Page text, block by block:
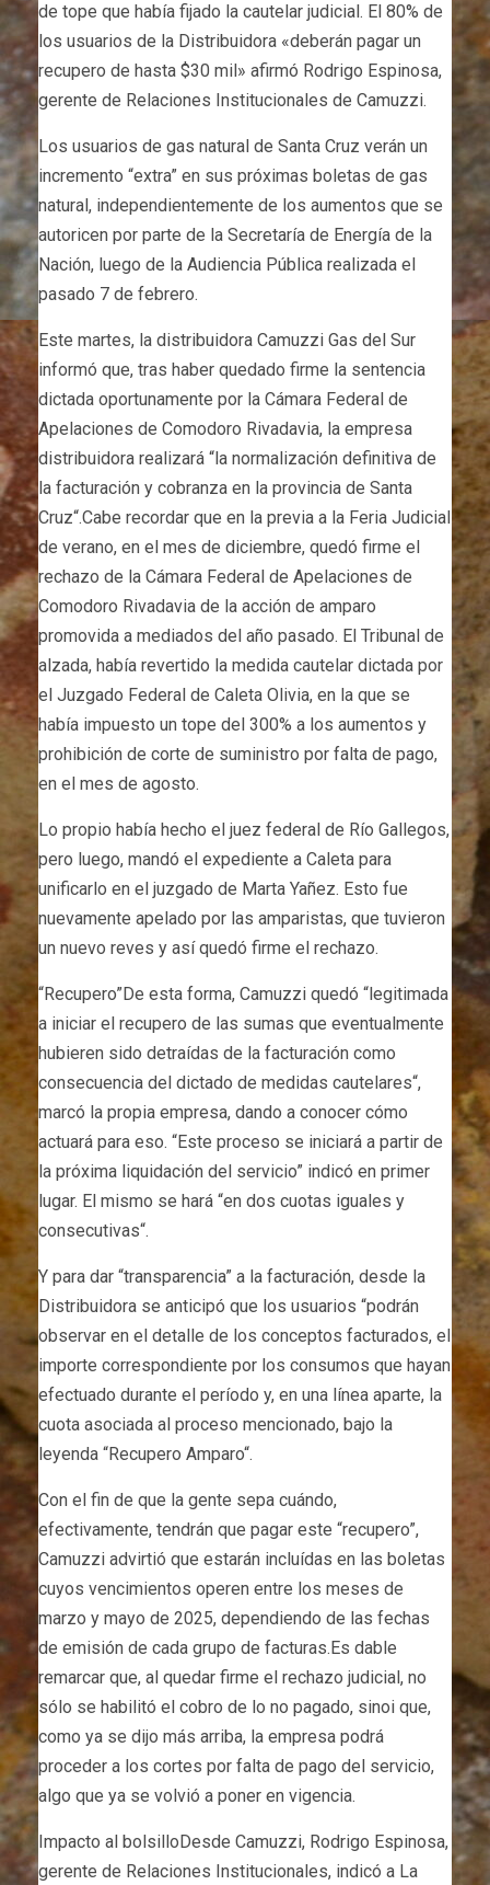
de tope que había fijado la cautelar judicial. El 80% de
los usuarios de la Distribuidora «deberán pagar un
recupero de hasta $30 mil» afirmó Rodrigo Espinosa,
gerente de Relaciones Institucionales de Camuzzi.
Los usuarios de gas natural de Santa Cruz verán un
incremento “extra” en sus próximas boletas de gas
natural, independientemente de los aumentos que se
autoricen por parte de la Secretaría de Energía de la
Nación, luego de la Audiencia Pública realizada el
pasado 7 de febrero.
Este martes, la distribuidora Camuzzi Gas del Sur
informó que, tras haber quedado firme la sentencia
dictada oportunamente por la Cámara Federal de
Apelaciones de Comodoro Rivadavia, la empresa
distribuidora realizará “la normalización definitiva de
la facturación y cobranza en la provincia de Santa
Cruz“.Cabe recordar que en la previa a la Feria Judicial
de verano, en el mes de diciembre, quedó firme el
rechazo de la Cámara Federal de Apelaciones de
Comodoro Rivadavia de la acción de amparo
promovida a mediados del año pasado. El Tribunal de
alzada, había revertido la medida cautelar dictada por
el Juzgado Federal de Caleta Olivia, en la que se
había impuesto un tope del 300% a los aumentos y
prohibición de corte de suministro por falta de pago,
en el mes de agosto.
Lo propio había hecho el juez federal de Río Gallegos,
pero luego, mandó el expediente a Caleta para
unificarlo en el juzgado de Marta Yañez. Esto fue
nuevamente apelado por las amparistas, que tuvieron
un nuevo reves y así quedó firme el rechazo.
“Recupero”De esta forma, Camuzzi quedó “legitimada
a iniciar el recupero de las sumas que eventualmente
hubieren sido detraídas de la facturación como
consecuencia del dictado de medidas cautelares“,
marcó la propia empresa, dando a conocer cómo
actuará para eso. “Este proceso se iniciará a partir de
la próxima liquidación del servicio” indicó en primer
lugar. El mismo se hará “en dos cuotas iguales y
consecutivas“.
Y para dar “transparencia” a la facturación, desde la
Distribuidora se anticipó que los usuarios “podrán
observar en el detalle de los conceptos facturados, el
importe correspondiente por los consumos que hayan
efectuado durante el período y, en una línea aparte, la
cuota asociada al proceso mencionado, bajo la
leyenda “Recupero Amparo“.
Con el fin de que la gente sepa cuándo,
efectivamente, tendrán que pagar este “recupero”,
Camuzzi advirtió que estarán incluídas en las boletas
cuyos vencimientos operen entre los meses de
marzo y mayo de 2025, dependiendo de las fechas
de emisión de cada grupo de facturas.Es dable
remarcar que, al quedar firme el rechazo judicial, no
sólo se habilitó el cobro de lo no pagado, sinoi que,
como ya se dijo más arriba, la empresa podrá
proceder a los cortes por falta de pago del servicio,
algo que ya se volvió a poner en vigencia.
Impacto al bolsilloDesde Camuzzi, Rodrigo Espinosa,
gerente de Relaciones Institucionales, indicó a La